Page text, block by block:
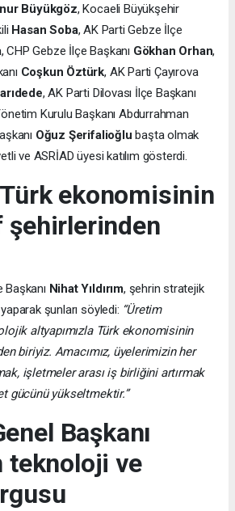
Büyükgöz, Kocaeli Büyükşehir
Hasan Soba, AK Parti Gebze İlçe
, CHP Gebze İlçe Başkanı Gökhan Orhan,
Coşkun Öztürk, AK Parti Çayırova
, AK Parti Dilovası İlçe Başkanı
Kurulu Başkanı Abdurrahman
Oğuz Şerifalioğlu başta olmak
ve ASRİAD üyesi katılım gösterdi.
ekonomisinin
Nihat Yıldırım, şehrin stratejik
şunları söyledi: “Üretim
altyapımızla Türk ekonomisinin
biriyiz. Amacımız, üyelerimizin her
işletmeler arası iş birliğini artırmak
gücünü yükseltmektir.”
Başkanı
teknoloji ve